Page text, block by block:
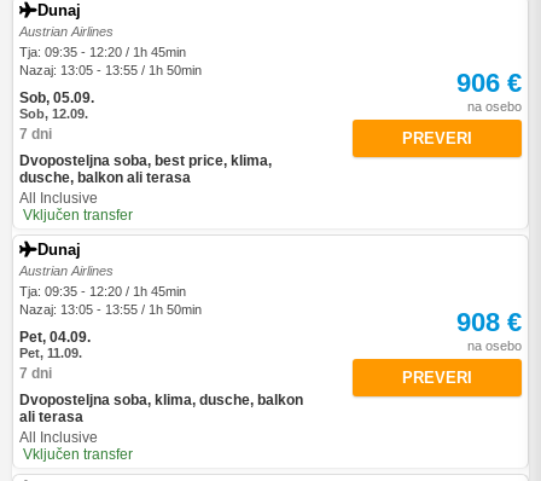
Dunaj
Austrian Airlines
Tja: 09:35 - 12:20 / 1h 45min
Nazaj: 13:05 - 13:55 / 1h 50min
Sob, 05.09.
Sob, 12.09.
7 dni
Dvoposteljna soba, best price, klima,
dusche, balkon ali terasa
All Inclusive
Vključen transfer
906 €
na osebo
PREVERI
Dunaj
Austrian Airlines
Tja: 09:35 - 12:20 / 1h 45min
Nazaj: 13:05 - 13:55 / 1h 50min
Pet, 04.09.
Pet, 11.09.
7 dni
Dvoposteljna soba, klima, dusche, balkon
ali terasa
All Inclusive
Vključen transfer
908 €
na osebo
PREVERI